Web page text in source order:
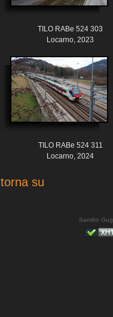
TILO RABe 524 303
Locarno, 2023
TILO RABe 524 311
Locarno, 2024
torna su
Sandro